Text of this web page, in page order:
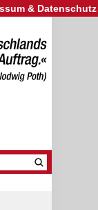
& Datenschutz